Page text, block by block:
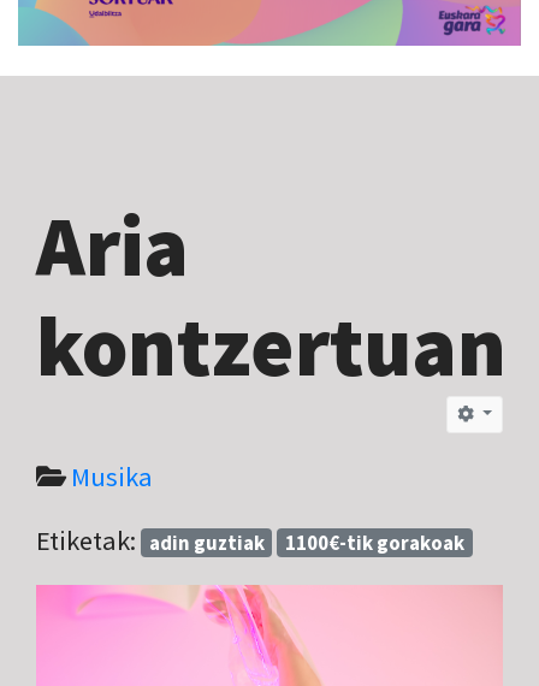
Aria
kontzertuan
Musika
Etiketak: adin guztiak 1100€-tik gorakoak